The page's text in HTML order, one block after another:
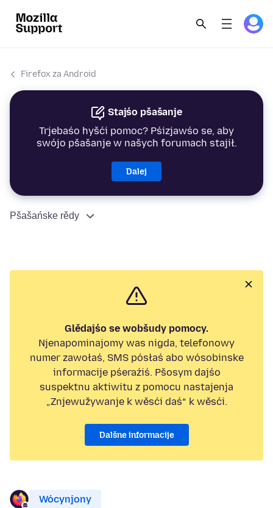
Firefox za Android
Stajśo pšašanje
Trjebaśo hyšći pomoc? Pśizjawśo se, aby
swójo pšašanje w našych forumach stajił.
Dalej
Pšašańske rědy
Glědajśo se wobšudy pomocy.
Njenapominajomy was nigda, telefonowy
numer zawołaś, SMS pósłaś abo wósobinske
informacije pśeraźiś. Pšosym dajśo
suspektnu aktiwitu z pomocu nastajenja
„Znjewužywanje k wěsći daś“ k wěsći.
Dalšne informacije
Wócynjony